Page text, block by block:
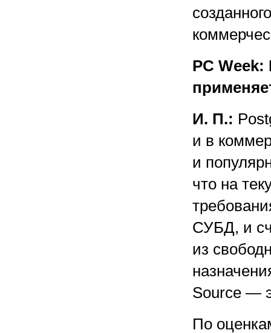
PC
И. П.:
и в
и
что на
СУБД, и
из
Source —
По